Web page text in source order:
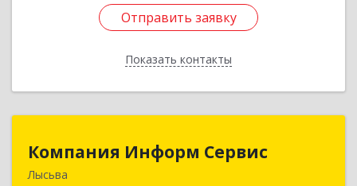
Отправить заявку
Показать контакты
Отправить заявку
Назад
Компания Информ Сервис
Лысьва
Компания Информ Сервис
618909, Пермский край, Лысьва г, Металлистов